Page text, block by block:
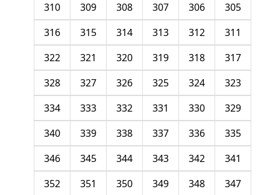
305
306
307
308
309
310
311
312
313
314
315
316
317
318
319
320
321
322
323
324
325
326
327
328
329
330
331
332
333
334
335
336
337
338
339
340
341
342
343
344
345
346
347
348
349
350
351
352